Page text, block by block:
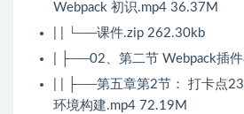
Webpack 初识.mp4 36.37M
| | └──课件.zip 262.30kb
| ├──02、第二节 Webpack插
| | ├──第五章第2节： 打卡点
环境构建.mp4 72.19M